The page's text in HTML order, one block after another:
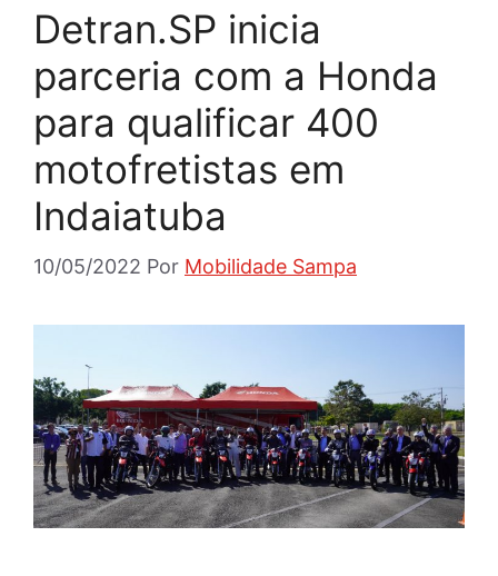
Detran.SP inicia
parceria com a Honda
para qualificar 400
motofretistas em
Indaiatuba
10/05/2022 Por Mobilidade Sampa